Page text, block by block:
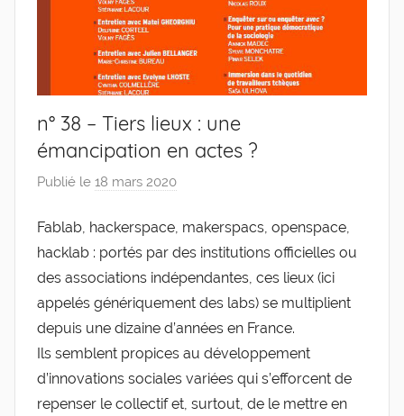
n° 38 – Tiers lieux : une
émancipation en actes ?
Publié le 18 mars 2020
r
g
l
e
v
Fablab, hackerspace, makerspacs, openspace,
hacklab : portés par des institutions officielles ou
des associations indépendantes, ces lieux (ici
appelés génériquement des labs) se multiplient
depuis une dizaine d’années en France.
Ils semblent propices au développement
d’innovations sociales variées qui s’efforcent de
repenser le collectif et, surtout, de le mettre en